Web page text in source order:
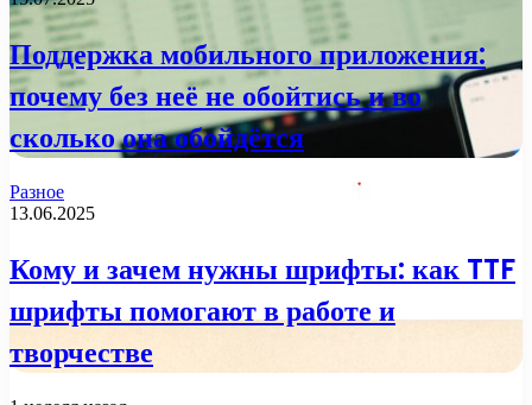
Поддержка мобильного приложения:
почему без неё не обойтись и во
сколько она обойдётся
Разное
13.06.2025
Кому и зачем нужны шрифты: как TTF
шрифты помогают в работе и
творчестве